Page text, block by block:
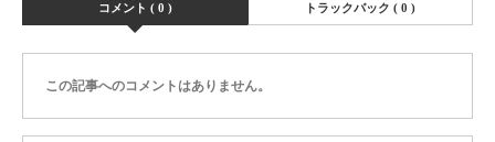
コメント ( 0 ) トラックバック ( 0 )
この記事へのコメントはありません。